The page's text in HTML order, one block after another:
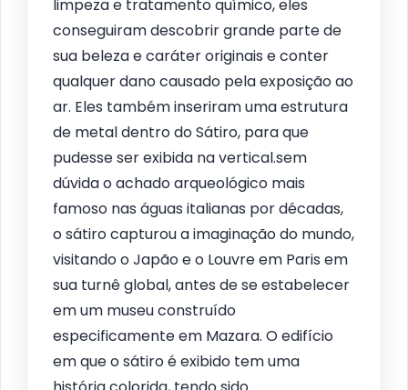
limpeza e tratamento químico, eles
conseguiram descobrir grande parte de
sua beleza e caráter originais e conter
qualquer dano causado pela exposição ao
ar. Eles também inseriram uma estrutura
de metal dentro do Sátiro, para que
pudesse ser exibida na vertical.sem
dúvida o achado arqueológico mais
famoso nas águas italianas por décadas,
o sátiro capturou a imaginação do mundo,
visitando o Japão e o Louvre em Paris em
sua turnê global, antes de se estabelecer
em um museu construído
especificamente em Mazara. O edifício
em que o sátiro é exibido tem uma